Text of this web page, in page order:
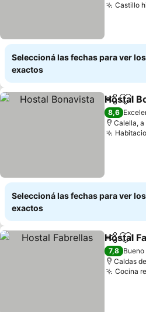
Castillo
Seleccioná las fechas para ver
exactos
Compartir
Hostal
8,6
Calella, a
Seleccioná las fechas para ver
exactos
Compartir
Hostal
7,8 Bueno
Caldas
Cocina